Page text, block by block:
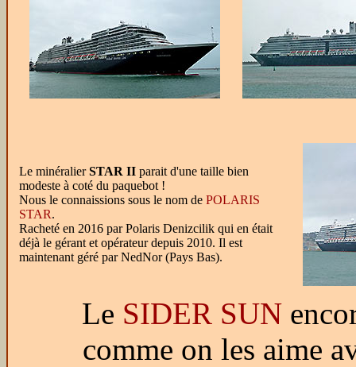
Le minéralierSTAR II parait d'une taille bien
modeste à coté du paquebot !
Nous le connaissions sous le nom de POLARIS
STAR.
Racheté en 2016 par Polaris Denizcilik qui en était
déjà le gérant et opérateur depuis 2010. Il est
maintenant géré par NedNor (Pays Bas).
Le SIDER SUN
comme on les aime